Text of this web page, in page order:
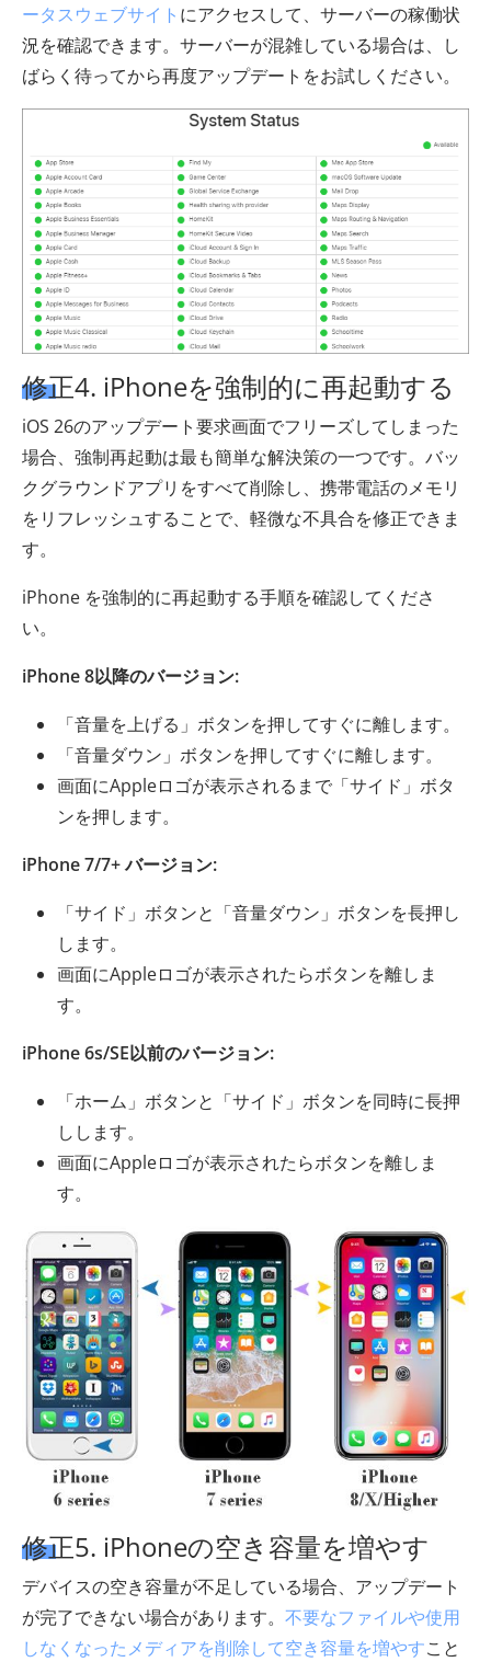
ータスウェブサイト にアクセスして、サーバーの稼働状
況を確認できます。サーバーが混雑している場合は、し
ばらく待ってから再度アップデートをお試しください。
修正4. iPhoneを強制的に再起動する
iOS 26のアップデート要求画面でフリーズしてしまった
場合、強制再起動は最も簡単な解決策の一つです。バッ
クグラウンドアプリをすべて削除し、携帯電話のメモリ
をリフレッシュすることで、軽微な不具合を修正できま
す。
iPhone を強制的に再起動する手順を確認してくださ
い。
iPhone 8以降のバージョン:
「音量を上げる」ボタンを押してすぐに離します。
「音量ダウン」ボタンを押してすぐに離します。
画面にAppleロゴが表示されるまで「サイド」ボタ
ンを押します。
iPhone 7/7+ バージョン:
「サイド」ボタンと「音量ダウン」ボタンを長押し
します。
画面にAppleロゴが表示されたらボタンを離しま
す。
iPhone 6s/SE以前のバージョン:
「ホーム」ボタンと「サイド」ボタンを同時に長押
しします。
画面にAppleロゴが表示されたらボタンを離しま
す。
修正5. iPhoneの空き容量を増やす
デバイスの空き容量が不足している場合、アップデート
が完了できない場合があります。 不要なファイルや使用
しなくなったメディアを削除して空き容量を増やすこと